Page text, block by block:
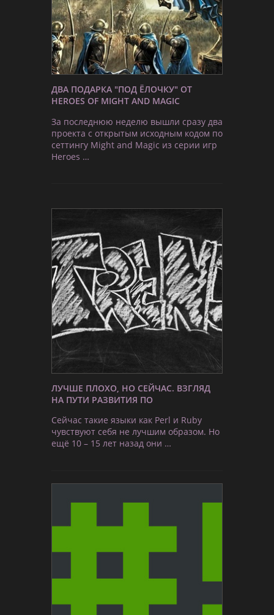
ДВА ПОДАРКА "ПОД ЁЛОЧКУ" ОТ
HEROES OF MIGHT AND MAGIC
За последнюю неделю вышли сразу два
проекта с открытым исходным кодом по
сеттингу Might and Magic из серии игр
Heroes …
ЛУЧШЕ ПЛОХО, НО СЕЙЧАС. ВЗГЛЯД
НА ПУТИ РАЗВИТИЯ ПО
Сейчас такие языки как Perl и Ruby
чувствуют себя не лучшим образом. Но
ещё 10 – 15 лет назад они …